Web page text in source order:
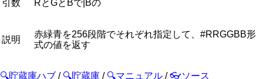
引数 RとGとBで|Bの
説明
赤緑青を256段階でそれぞれ指定して、#RRGGBB形
式の値を返す
🔍貯蔵庫ハブ / 🔍貯蔵庫 / 🔍マニュアル /👓ソース